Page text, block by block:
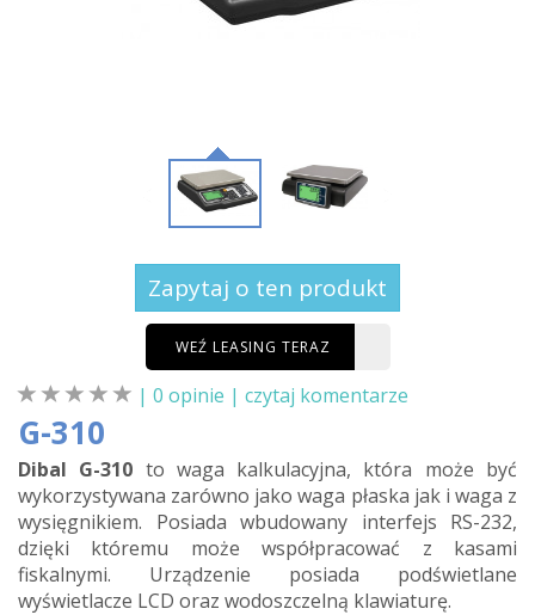
Zapytaj o ten produkt
WEŹ LEASING TERAZ
| 0 opinie | czytaj komentarze
G-310
Dibal G-310 to waga kalkulacyjna, która może być
wykorzystywana zarówno jako waga płaska jak i waga z
wysięgnikiem. Posiada wbudowany interfejs RS-232,
dzięki któremu może współpracować z kasami
fiskalnymi. Urządzenie posiada podświetlane
wyświetlacze LCD oraz wodoszczelną klawiaturę.